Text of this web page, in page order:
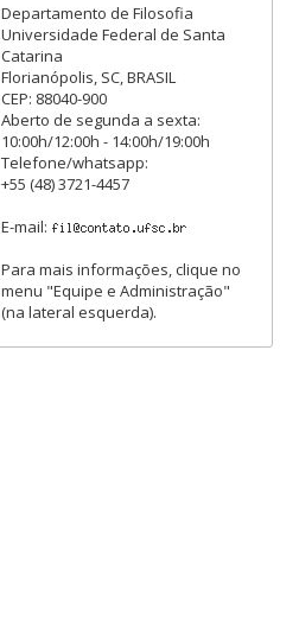
Departamento de Filosofia
Universidade Federal de Santa
Catarina
Florianópolis, SC, BRASIL
CEP: 88040-900
Aberto de segunda a sexta:
10:00h/12:00h - 14:00h/19:00h
Telefone/whatsapp:
+55 (48) 3721-4457
E-mail:
Para mais informações, clique no
menu "Equipe e Administração"
(na lateral esquerda).